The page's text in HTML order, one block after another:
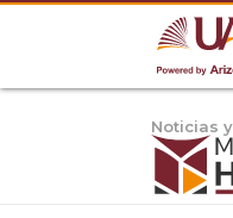
Noticias